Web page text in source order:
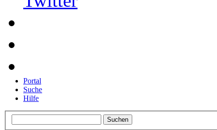
Portal
Suche
Hilfe